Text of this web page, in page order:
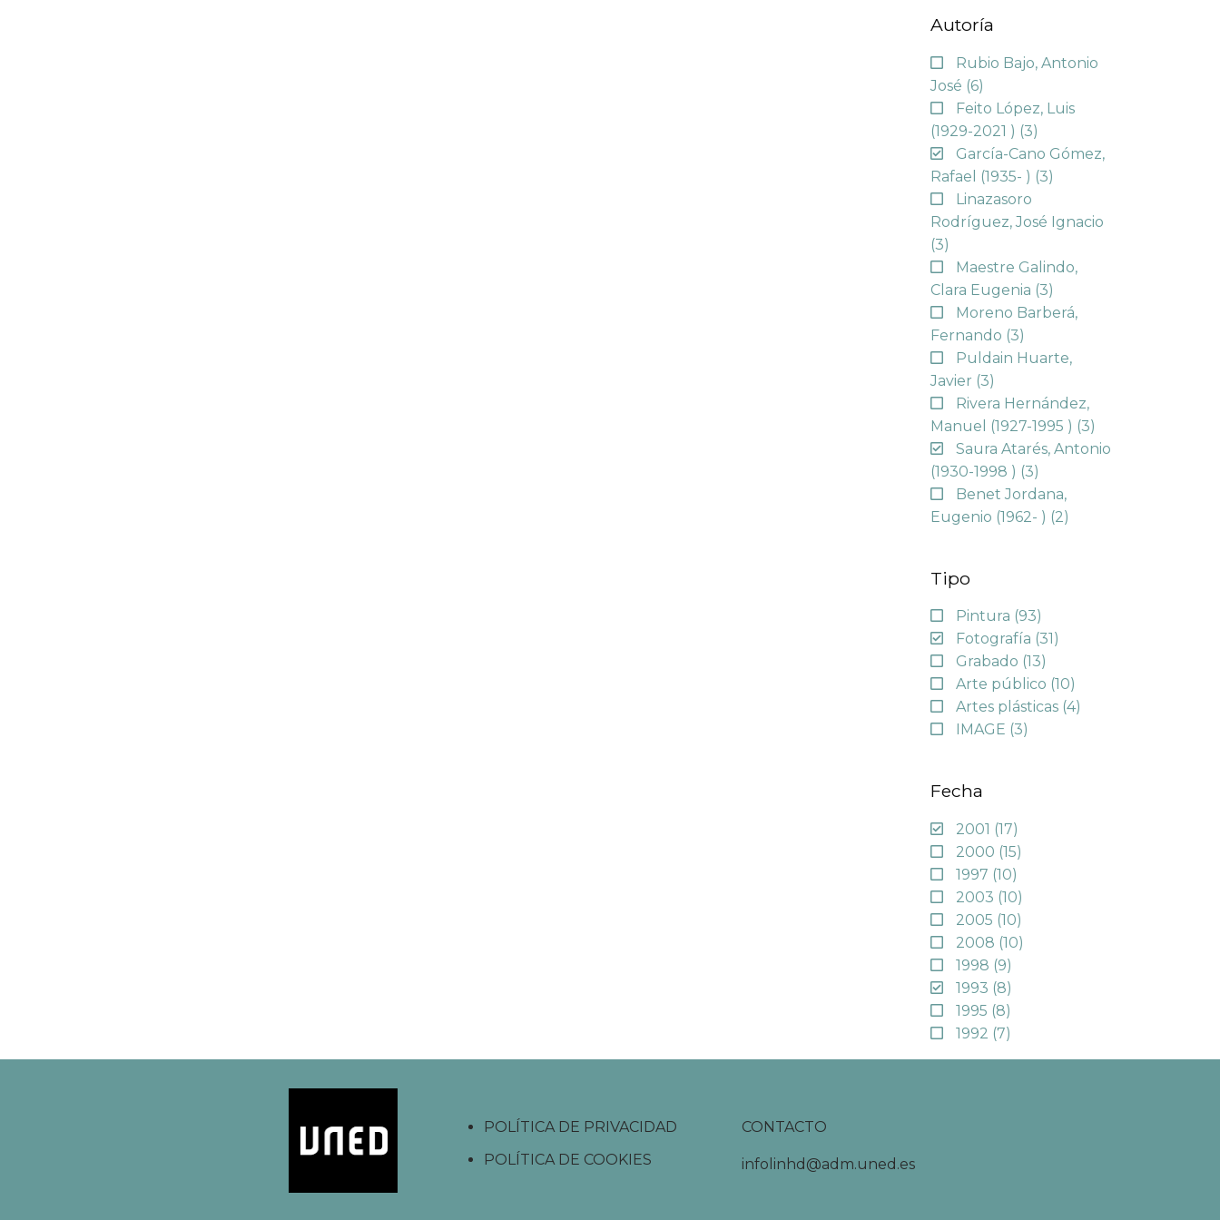
Autoría
Rubio Bajo, Antonio
José (6)
Feito López, Luis
(1929-2021 ) (3)
García-Cano Gómez,
Rafael (1935- ) (3)
Linazasoro
Rodríguez, José Ignacio
(3)
Maestre Galindo,
Clara Eugenia (3)
Moreno Barberá,
Fernando (3)
Puldain Huarte,
Javier (3)
Rivera Hernández,
Manuel (1927-1995 ) (3)
Saura Atarés, Antonio
(1930-1998 ) (3)
Benet Jordana,
Eugenio (1962- ) (2)
Tipo
Pintura (93)
Fotografía (31)
Grabado (13)
Arte público (10)
Artes plásticas (4)
IMAGE (3)
Fecha
2001 (17)
2000 (15)
1997 (10)
2003 (10)
2005 (10)
2008 (10)
1998 (9)
1993 (8)
1995 (8)
1992 (7)
POLÍTICA DE PRIVACIDAD
POLÍTICA DE COOKIES
CONTACTO
infolinhd@adm.uned.es